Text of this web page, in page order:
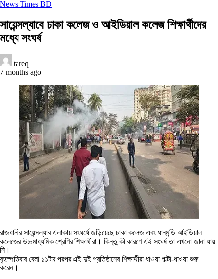
News Times BD
সায়েন্সল্যাবে ঢাকা কলেজ ও আইডিয়াল কলেজ শিক্ষার্থীদের
মধ্যে সংঘর্ষ
tareq
7 months ago
রাজধানীর সায়েন্সল্যাব এলাকায় সংঘর্ষে জড়িয়েছে ঢাকা কলেজ এবং ধানমন্ডি আইডিয়াল
কলেজের উচ্চমাধ্যমিক শ্রেণির শিক্ষার্থীরা। কিন্তু কী কারণে এই সংঘর্ষ তা এখনো জানা যায়
নি।
বৃহস্পতিবার বেলা ১১টার পরপর এই দুই প্রতিষ্ঠানের শিক্ষার্থীরা ধাওয়া পাল্টা-ধাওয়া শুরু
করেন।